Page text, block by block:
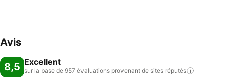
Avis
8,5 Excellent
sur la base de 957 évaluations provenant de sites réputés